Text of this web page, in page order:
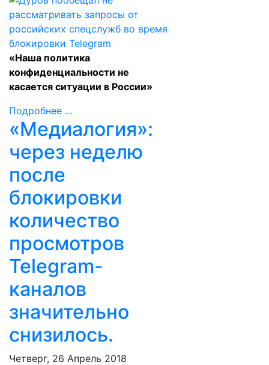
«Наша политика
конфиденциальности не
касается ситуации в России»
Подробнее ...
«Медиалогия»:
через неделю
после
блокировки
количество
просмотров
Telegram-
каналов
значительно
снизилось.
Четверг, 26 Апрель 2018